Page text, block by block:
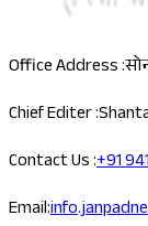
Office Address :
Chief Editer :
Contact Us :+91
Email: